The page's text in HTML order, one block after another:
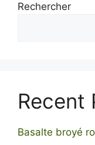
Rechercher
Recent
Basalte broyé